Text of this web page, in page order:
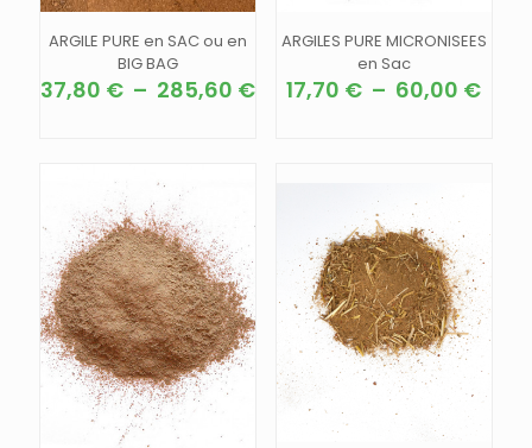
ARGILE PURE en SAC ou en
BIG BAG
37,80 € – 285,60 €Plage
plusieurs
variations.
Les
options
peuvent
être
choisies
sur
la
page
du
produit
ARGILES PURE MICRONISEES
en Sac
17,70 € – 60,00 €
variations.
Les
options
peuvent
être
choisies
sur
la
page
du
produit